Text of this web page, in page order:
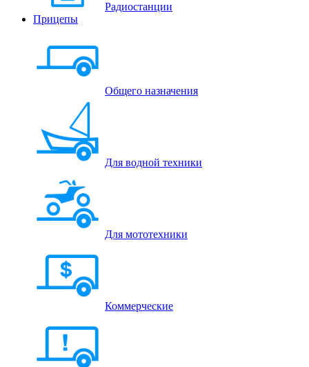
Радиостанции
Прицепы
Общего назначения
Для водной техники
Для мототехники
Коммерческие